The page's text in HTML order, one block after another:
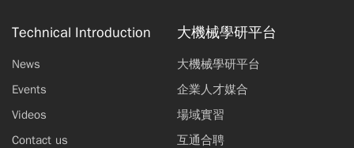
Technical Introduction
News
Events
Videos
Contact us
大機械學研平台
大機械學研平台
企業人才媒合
場域實習
互通合聘